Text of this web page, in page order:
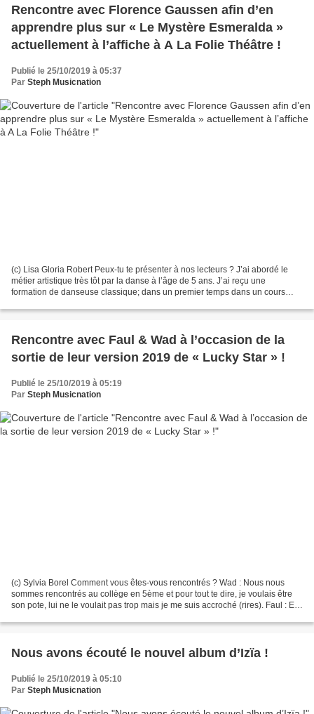
Rencontre avec Florence Gaussen afin d’en
apprendre plus sur « Le Mystère Esmeralda »
actuellement à l’affiche à A La Folie Théâtre !
Publié le 25/10/2019 à 05:37
Par Steph Musicnation
(c) Lisa Gloria Robert Peux-tu te présenter à nos lecteurs ? J’ai abordé le
métier artistique très tôt par la danse à l’âge de 5 ans. J’ai reçu une
formation de danseuse classique; dans un premier temps dans un cours
Rencontre avec Faul & Wad à l’occasion de la
sortie de leur version 2019 de « Lucky Star » !
Publié le 25/10/2019 à 05:19
Par Steph Musicnation
(c) Sylvia Borel Comment vous êtes-vous rencontrés ? Wad : Nous nous
sommes rencontrés au collège en 5ème et pour tout te dire, je voulais être
son pote, lui ne le voulait pas trop mais je me suis accroché (rires). Faul : Et
Nous avons écouté le nouvel album d’Izïa !
Publié le 25/10/2019 à 05:10
Par Steph Musicnation